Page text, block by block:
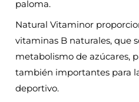
paloma.
Natural Vitaminor
vitaminas B naturales, que
metabolismo de azúcares,
también importantes para
deportivo.